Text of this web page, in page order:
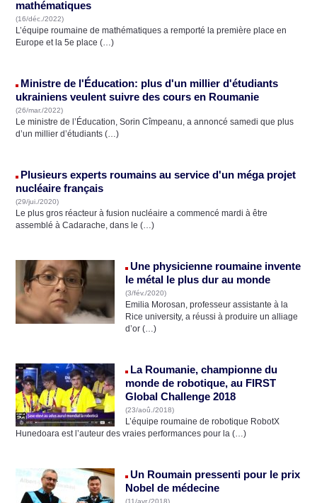
mathématiques
(16/déc./2022)
L’équipe roumaine de mathématiques a remporté la première place en
Europe et la 5e place (…)
Ministre de l'Éducation: plus d'un millier d'étudiants
ukrainiens veulent suivre des cours en Roumanie
(26/mar./2022)
Le ministre de l’Éducation, Sorin Cîmpeanu, a annoncé samedi que plus
d’un millier d’étudiants (…)
Plusieurs experts roumains au service d'un méga projet
nucléaire français
(29/jui./2020)
Le plus gros réacteur à fusion nucléaire a commencé mardi à être
assemblé à Cadarache, dans le (…)
Une physicienne roumaine invente
le métal le plus dur au monde
(3/fév./2020)
Emilia Morosan, professeur assistante à la
Rice university, a réussi à produire un alliage
d’or (…)
La Roumanie, championne du
monde de robotique, au FIRST
Global Challenge 2018
(23/aoû./2018)
L’équipe roumaine de robotique RobotX
Hunedoara est l’auteur des vraies performances pour la (…)
Un Roumain pressenti pour le prix
Nobel de médecine
(11/avr./2018)